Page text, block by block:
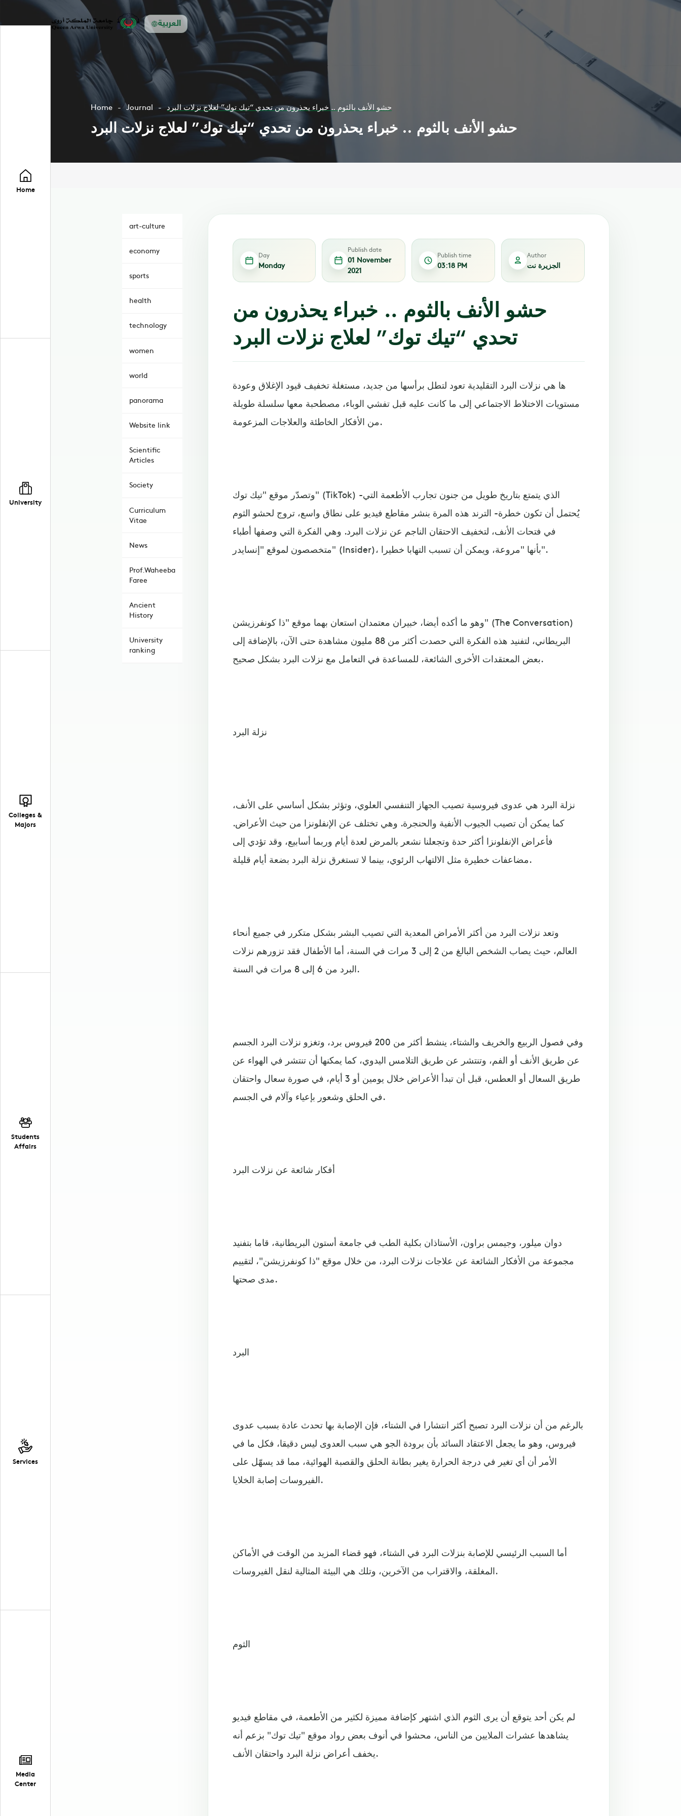
العربية
Home
University
Colleges &
Majors
Students
Affairs
Services
Media
Center
Home Journal حشو الأنف بالثوم .. خبراء يحذرون من تحدي “تيك توك” لعلاج نزلات البرد
حشو الأنف بالثوم .. خبراء يحذرون من تحدي “تيك توك” لعلاج نزلات البرد
art-culture
economy
sports
health
technology
women
world
panorama
Website link
Scientific
Articles
Society
Curriculum
Vitae
News
Prof.Waheeba
Faree
Ancient
History
University
ranking
Day
Monday
Publish date
01 November
2021
Publish time
03:18 PM
Author
الجزيرة نت
حشو الأنف بالثوم .. خبراء يحذرون من
تحدي “تيك توك” لعلاج نزلات البرد
ها هي نزلات البرد التقليدية تعود لتطل برأسها من جديد، مستغلة تخفيف قيود الإغلاق وعودة
مستويات الاختلاط الاجتماعي إلى ما كانت عليه قبل تفشي الوباء، مصطحبة معها سلسلة طويلة
من الأفكار الخاطئة والعلاجات المزعومة.
وتصدّر موقع "تيك توك" (TikTok) -الذي يتمتع بتاريخ طويل من جنون تجارب الأطعمة التي
يُحتمل أن تكون خطرة- الترند هذه المرة بنشر مقاطع فيديو على نطاق واسع، تروج لحشو الثوم
في فتحات الأنف، لتخفيف الاحتقان الناجم عن نزلات البرد. وهي الفكرة التي وصفها أطباء
متخصصون لموقع "إنسايدر" (Insider)، بأنها "مروعة، ويمكن أن تسبب التهابا خطيرا".
وهو ما أكده أيضا، خبيران معتمدان استعان بهما موقع "ذا كونفرزيشن" (The Conversation)
البريطاني، لتفنيد هذه الفكرة التي حصدت أكثر من 88 مليون مشاهدة حتى الآن، بالإضافة إلى
بعض المعتقدات الأخرى الشائعة، للمساعدة في التعامل مع نزلات البرد بشكل صحيح.
نزلة البرد
نزلة البرد هي عدوى فيروسية تصيب الجهاز التنفسي العلوي، وتؤثر بشكل أساسي على الأنف،
كما يمكن أن تصيب الجيوب الأنفية والحنجرة. وهي تختلف عن الإنفلونزا من حيث الأعراض.
فأعراض الإنفلونزا أكثر حدة وتجعلنا نشعر بالمرض لعدة أيام وربما أسابيع، وقد تؤدي إلى
مضاعفات خطيرة مثل الالتهاب الرئوي، بينما لا تستغرق نزلة البرد بضعة أيام قليلة.
وتعد نزلات البرد من أكثر الأمراض المعدية التي تصيب البشر بشكل متكرر في جميع أنحاء
العالم، حيث يصاب الشخص البالغ من 2 إلى 3 مرات في السنة، أما الأطفال فقد تزورهم نزلات
البرد من 6 إلى 8 مرات في السنة.
وفي فصول الربيع والخريف والشتاء، ينشط أكثر من 200 فيروس برد، وتغزو نزلات البرد الجسم
عن طريق الأنف أو الفم، وتنتشر عن طريق التلامس اليدوي، كما يمكنها أن تنتشر في الهواء عن
طريق السعال أو العطس، قبل أن تبدأ الأعراض خلال يومين أو 3 أيام، في صورة سعال واحتقان
في الحلق وشعور بإعياء وآلام في الجسم.
أفكار شائعة عن نزلات البرد
دوان ميلور، وجيمس براون، الأستاذان بكلية الطب في جامعة أستون البريطانية، قاما بتفنيد
مجموعة من الأفكار الشائعة عن علاجات نزلات البرد، من خلال موقع "ذا كونفرزيشن"، لتقييم
مدى صحتها.
البرد
بالرغم من أن نزلات البرد تصبح أكثر انتشارا في الشتاء، فإن الإصابة بها تحدث عادة بسبب عدوى
فيروس، وهو ما يجعل الاعتقاد السائد بأن برودة الجو هي سبب العدوى ليس دقيقا، فكل ما في
الأمر أن أي تغير في درجة الحرارة يغير بطانة الحلق والقصبة الهوائية، مما قد يسهّل على
الفيروسات إصابة الخلايا.
أما السبب الرئيسي للإصابة بنزلات البرد في الشتاء، فهو قضاء المزيد من الوقت في الأماكن
المغلقة، والاقتراب من الآخرين، وتلك هي البيئة المثالية لنقل الفيروسات.
الثوم
لم يكن أحد يتوقع أن يرى الثوم الذي اشتهر كإضافة مميزة لكثير من الأطعمة، في مقاطع فيديو
يشاهدها عشرات الملايين من الناس، محشوا في أنوف بعض رواد موقع "تيك توك" بزعم أنه
يخفف أعراض نزلة البرد واحتقان الأنف.